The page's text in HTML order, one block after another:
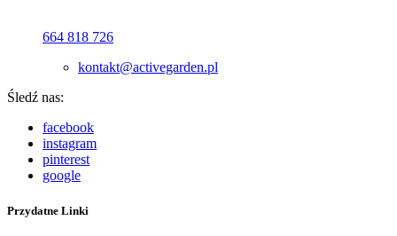
664 818 726
kontakt@activegarden.pl
Śledź nas:
facebook
instagram
pinterest
google
Przydatne Linki